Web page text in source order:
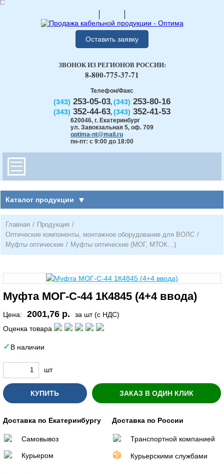
Оставить заявку
Телефон/Факс
(343) 253-05-03, (343) 253-80-16
(343) 352-44-63, (343) 352-41-53
620046, г. Екатеринбург
ул. Завокзальная 5, оф. 709
optima-nt@mail.ru
пн-пт: с 9:00 до 18:00
ЗВОНОК ИЗ РЕГИОНОВ РОССИИ:
8-800-775-37-71
Каталог продукции
Главная / Продукция /
Оптические компоненты, монтажное оборудование для ВОЛС /
Муфты оптические / Муфты оптические (МОГ, МТОК…)
Муфта МОГ-С-44 1К4845 (4+4 ввода)
Цена: 2001,76 р.
за шт (с НДС)
Оценка товара
В наличии
шт
КУПИТЬ ЗАКАЗ В ОДИН КЛИК
Доставка по Екатеринбургу
Самовывоз
Курьером
Доставка по России
Транспортной компанией
Курьерскими службами